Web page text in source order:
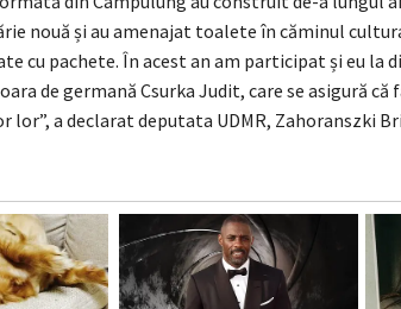
nouă și au amenajat toalete în căminul
cu pachete. În acest an am participat și eu la
de germană Csurka Judit, care se asigură
lor”, a declarat deputata UDMR, Zahoranszki